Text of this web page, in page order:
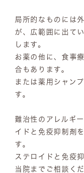
局所的なものには
が、広範囲に出て
します。
お薬の他に、食事
合もあります。
または薬用シャン
す。
難治性のアレルギ
イドと免疫抑制剤
す。
ステロイドと免疫
当院までご相談く